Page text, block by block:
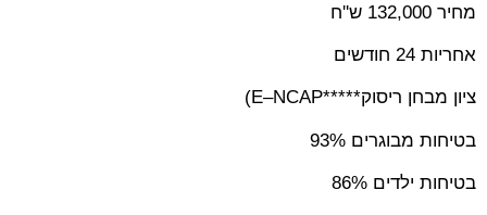
מחיר 132,000 ש''ח
אחריות 24 חודשים
ציון מבחן ריסוק(E–NCAP*****
בטיחות מבוגרים 93%
בטיחות ילדים 86%